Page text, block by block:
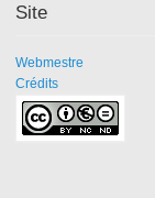
Site
Webmestre
Crédits